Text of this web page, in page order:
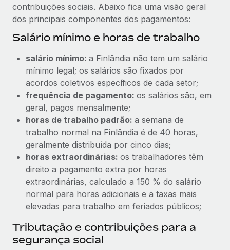
contribuições sociais. Abaixo fica uma visão geral
dos principais componentes dos pagamentos:
Salário mínimo e horas de trabalho
salário mínimo: a Finlândia não tem um salário
mínimo legal; os salários são fixados por
acordos coletivos específicos de cada setor;
frequência de pagamento: os salários são, em
geral, pagos mensalmente;
horas de trabalho padrão: a semana de
trabalho normal na Finlândia é de 40 horas,
geralmente distribuída por cinco dias;
horas extraordinárias: os trabalhadores têm
direito a pagamento extra por horas
extraordinárias, calculado a 150 % do salário
normal para horas adicionais e a taxas mais
elevadas para trabalho em feriados públicos;
Tributação e contribuições para a
segurança social